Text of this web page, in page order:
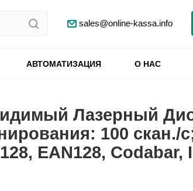
sales@online-kassa.info
АВТОМАТИЗАЦИЯ О НАС
Лазерный
100 скан./
EAN128,